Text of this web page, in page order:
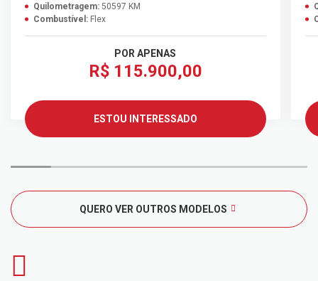
Quilometragem: 50597 KM
Combustível: Flex
POR APENAS
R$ 115.900,00
ESTOU INTERESSADO
QUERO VER OUTROS MODELOS